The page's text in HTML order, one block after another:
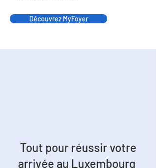
Découvrez MyFoyer
Tout pour réussir votre
arrivée au Luxembourg